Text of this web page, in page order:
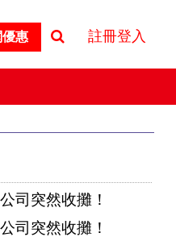
惠 註冊登入
司突然收攤！
司突然收攤！